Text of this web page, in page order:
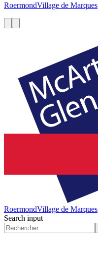
RoermondVillage de Marques
RoermondVillage de Marques
Search input